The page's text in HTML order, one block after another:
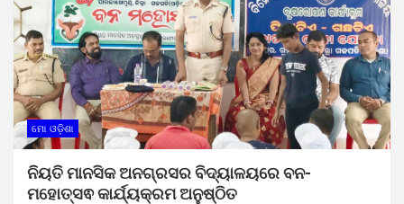
ମୋ ଓଡ଼ିଶା
ନିୟତି ମାନସିକ ଅନଗ୍ରସର ବିଦ୍ୟାଳୟରେ ବନ-
ମହୋତ୍ସଵ କାର୍ଯ୍ୟକ୍ରମ ଅନୁଷ୍ଠିତ